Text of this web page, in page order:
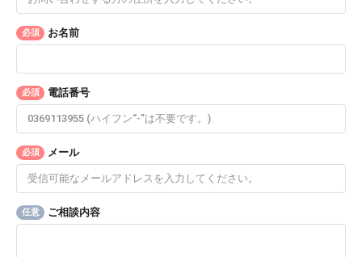
必須 お名前
必須 電話番号
必須 メール
任意 ご相談内容